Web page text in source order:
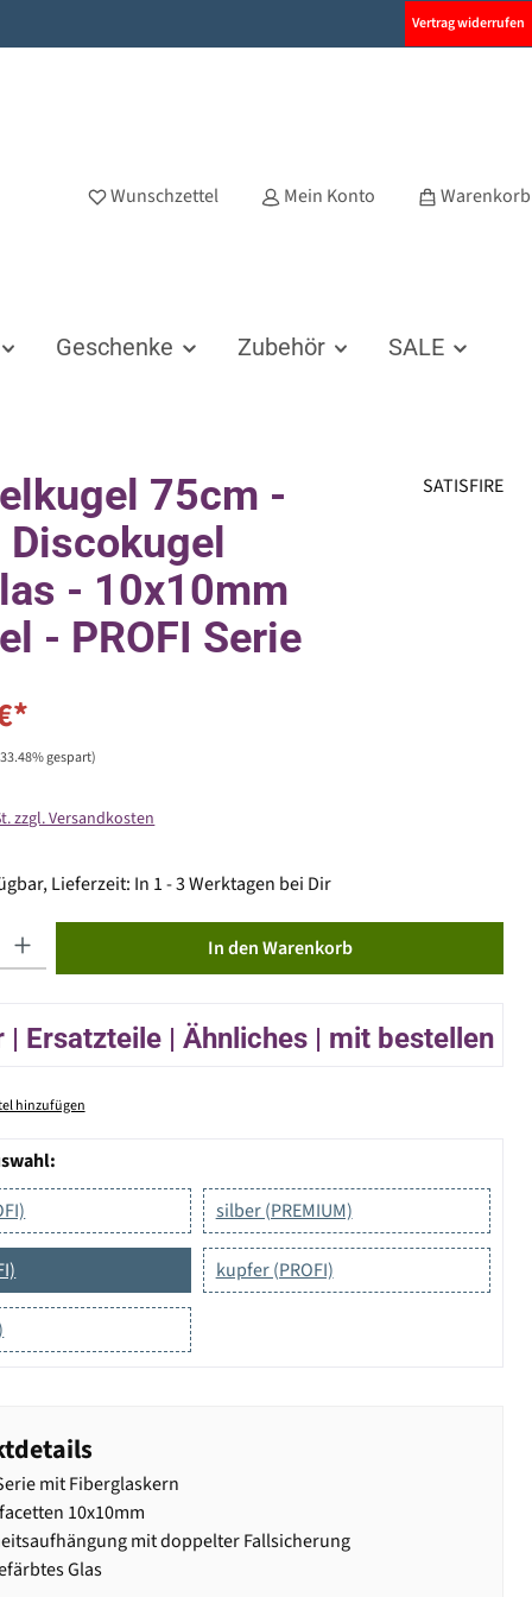
Vertrag widerrufen
Wunschzettel Mein Konto Warenkorb
Geschenke Zubehör SALE
75cm -
- 10x10mm
- PROFI Serie
SATISFIRE
gespart)
zzgl. Versandkosten
Lieferzeit: In 1 - 3 Werktagen bei Dir
In den Warenkorb
| Ersatzteile | Ähnliches | mit bestellen
hinzufügen
silber (PREMIUM)
kupfer (PROFI)
mit Fiberglaskern
10x10mm
mit doppelter Fallsicherung
Glas